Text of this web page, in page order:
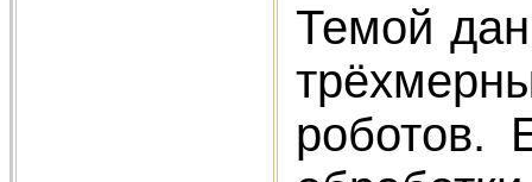
Темой
роботов.